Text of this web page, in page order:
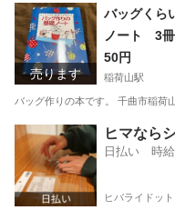
長野 千曲市 稲荷山駅
売ります
バッグくら
ノート 3冊
50円
稲荷山駅
バッグ作りの本です。 千曲市稲荷
長野 千曲市 稲荷山駅
ヒマなら
日払い 時給
ヒバライドッ